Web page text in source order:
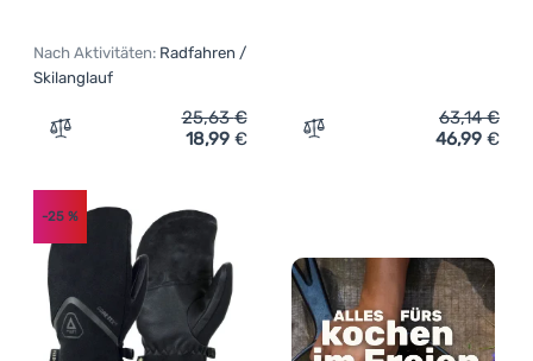
Nach Aktivitäten: Radfahren /
Skilanglauf
Zum Vergleich 'Handschuhe R2 Blizzard' hinzufügen
25,63€
18,99 € Zum Vergleich
63,14€
46,99 €
-25 %